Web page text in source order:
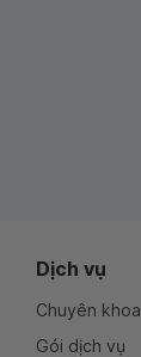
Dịch vụ
Chuyên khoa
Gói dịch vụ